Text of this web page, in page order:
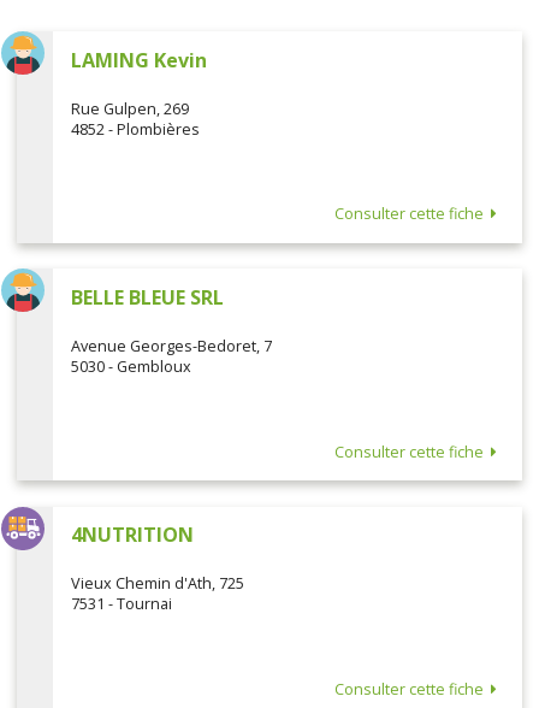
LAMING Kevin
Rue Gulpen, 269
4852 - Plombières
Consulter cette fiche
BELLE BLEUE SRL
Avenue Georges-Bedoret, 7
5030 - Gembloux
Consulter cette fiche
4NUTRITION
Vieux Chemin d'Ath, 725
7531 - Tournai
Consulter cette fiche